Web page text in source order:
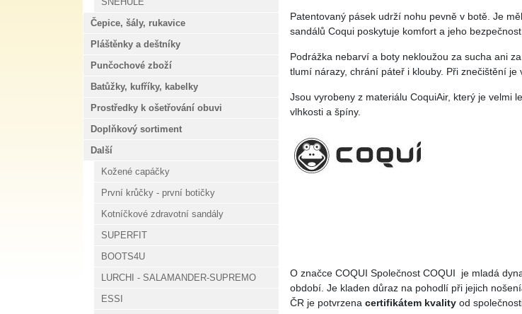
Patentovaný pásek udrží nohu pevně v botě. Je
sandálů Coqui poskytuje komfort a jeho
Podrážka nebarví a boty nekloužou za sucha ani
tlumí nárazy, chrání páteř i klouby. Při znečištění
Jsou vyrobeny z materiálu CoquiAir, který je velmi
vlhkosti a špíny.
O značce COQUI Společnost COQUI je mladá
období. Je kladen důraz na pohodlí při jejich
ČR je potvrzena certifikátem kvality od
Čepice, šály, rukavice
Pláštěnky a deštníky
Punčochové zboží
Batůžky, kufříky, kabelky
Prostředky k ošetřování obuvi
Doplňkový sortiment
Další
Kožené capáčky
První krůčky - první botičky
Kotníčkové zdravotní sandály
SUPERFIT
BOOTS4U
LURCHI - SALAMANDER-SUPREMO
ESSI